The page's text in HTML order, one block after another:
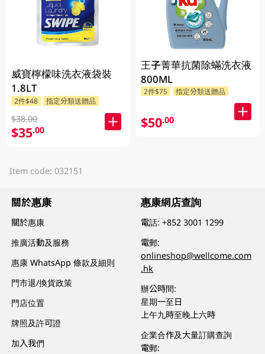
威寶檸檬味洗衣液袋裝
1.8LT
2件$48 指定分類送贈品
$38.00
$35.00
王子菁華抗菌除蟎洗衣液
800ML
2件$75 指定分類送贈品
$50.00
Item code: 032151
關於惠康
關於惠康
推廣活動及服務
惠康 WhatsApp 條款及細則
門市退/換貨政策
門店位置
牌照及許可證
加入我們
惠康網店查詢
電話:+852 3001 1299
電郵:
onlineshop@wellcome.com
.hk
辦公時間:
星期一至日
上午九時至晚上六時
企業合作及大量訂購查詢
電郵: